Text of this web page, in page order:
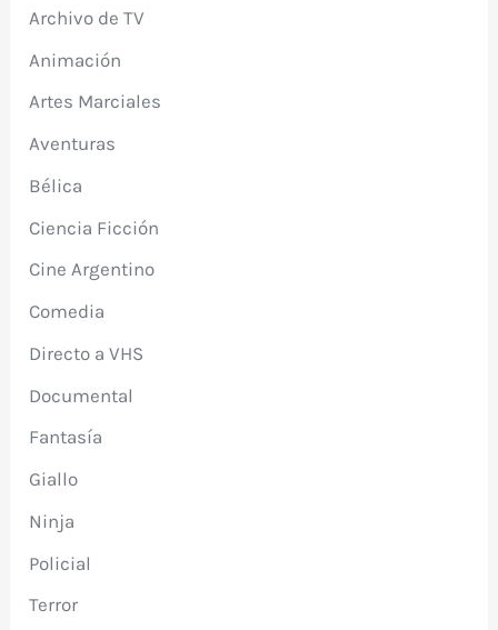
Archivo de TV
Animación
Artes Marciales
Aventuras
Bélica
Ciencia Ficción
Cine Argentino
Comedia
Directo a VHS
Documental
Fantasía
Giallo
Ninja
Policial
Terror